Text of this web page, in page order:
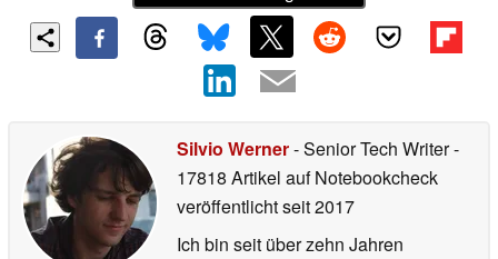
Silvio Werner- Senior Tech Writer-
17818 Artikel auf Notebookcheck
veröffentlichtseit 2017
Ich bin seit über zehn Jahren